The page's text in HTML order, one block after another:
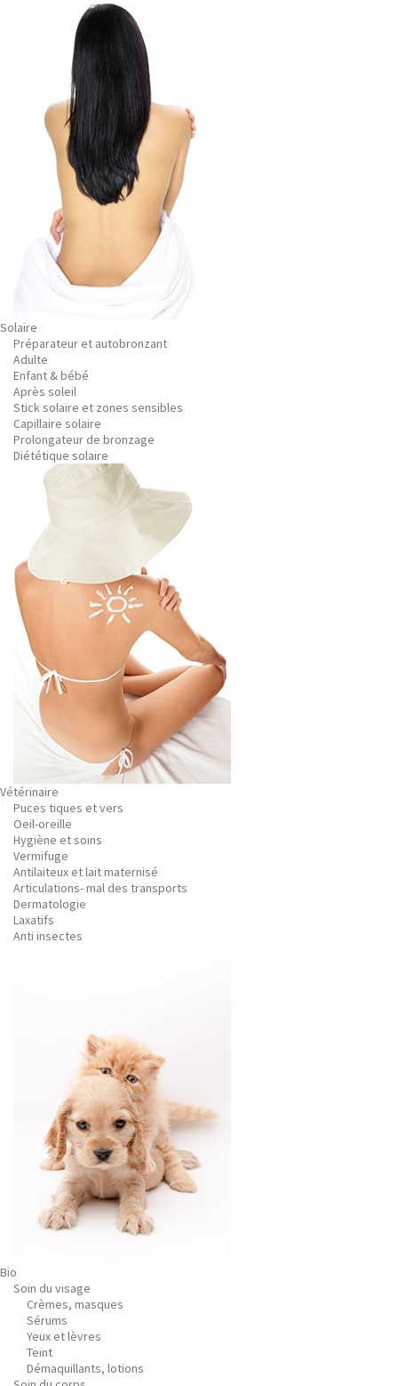
Solaire
Préparateur et autobronzant
Adulte
Enfant & bébé
Après soleil
Stick solaire et zones sensibles
Capillaire solaire
Prolongateur de bronzage
Diététique solaire
Vétérinaire
Puces tiques et vers
Oeil-oreille
Hygiène et soins
Vermifuge
Antilaiteux et lait maternisé
Articulations- mal des transports
Dermatologie
Laxatifs
Anti insectes
Bio
Soin du visage
Crèmes, masques
Sérums
Yeux et lèvres
Teint
Démaquillants, lotions